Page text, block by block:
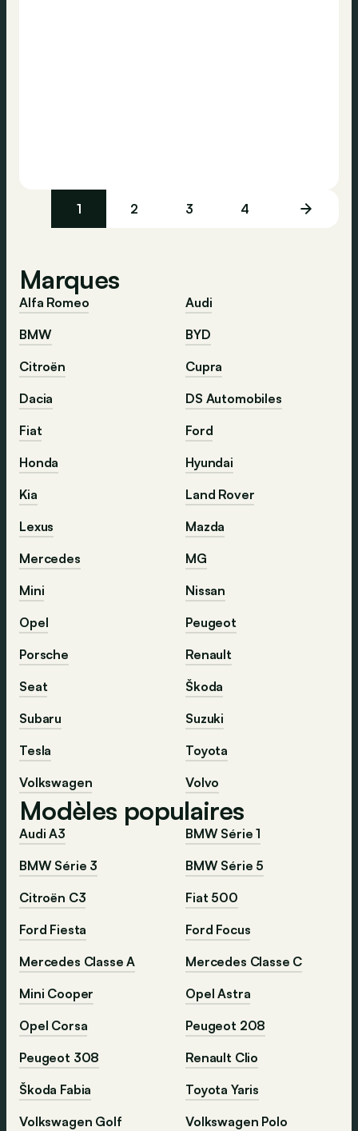
1 2 3 4
Marques
Alfa Romeo
Audi
BMW
BYD
Citroën
Cupra
Dacia
DS Automobiles
Fiat
Ford
Honda
Hyundai
Kia
Land Rover
Lexus
Mazda
Mercedes
MG
Mini
Nissan
Opel
Peugeot
Porsche
Renault
Seat
Škoda
Subaru
Suzuki
Tesla
Toyota
Volkswagen
Volvo
Modèles populaires
Audi A3
BMW Série 1
BMW Série 3
BMW Série 5
Citroën C3
Fiat 500
Ford Fiesta
Ford Focus
Mercedes Classe A
Mercedes Classe C
Mini Cooper
Opel Astra
Opel Corsa
Peugeot 208
Peugeot 308
Renault Clio
Škoda Fabia
Toyota Yaris
Volkswagen Golf
Volkswagen Polo